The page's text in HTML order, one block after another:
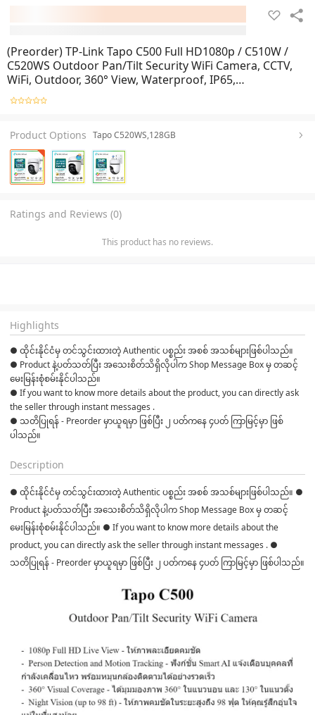
(Preorder) TP-Link Tapo C500 Full HD1080p / C510W /
C520WS Outdoor Pan/Tilt Security WiFi Camera, CCTV,
WiFi, Outdoor, 360° View, Waterproof, IP65,
Weatherproof, Two-Way Audio
Product Options Tapo C520WS,128GB
Ratings and Reviews (0)
This product has no reviews.
Highlights
● ထိုင်းနိုင်ငံမှ တင်သွင်းထားတဲ့ Authentic ပစ္စည်း အစစ် အသစ်များဖြစ်ပါသည်။
● Product နဲ့ပတ်သတ်ပြီး အသေးစိတ်သိရှိလိုပါက Shop Message Box မှ တဆင့်
မေးမြန်းစုံစမ်းနိုင်ပါသည်။
● If you want to know more details about the product, you can directly ask
the seller through instant messages .
● သတိပြုရန် - Preorder မှာယူရမှာ ဖြစ်ပြီး ၂ ပတ်ကနေ ၄ပတ် ကြာမြင့်မှာ ဖြစ်
Description
● ထိုင်းနိုင်ငံမှ တင်သွင်းထားတဲ့ Authentic ပစ္စည်း အစစ် အသစ်များဖြစ်ပါသည်။ ●
Product နဲ့ပတ်သတ်ပြီး အသေးစိတ်သိရှိလိုပါက Shop Message Box မှ တဆင့်
မေးမြန်းစုံစမ်းနိုင်ပါသည်။ ● If you want to know more details about the
product, you can directly ask the seller through instant messages . ●
သတိပြုရန် - Preorder မှာယူရမှာ ဖြစ်ပြီး ၂ ပတ်ကနေ ၄ပတ် ကြာမြင့်မှာ ဖြစ်ပါသည်။